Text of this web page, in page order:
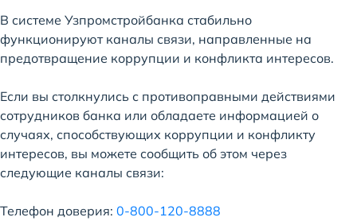
В системе Узпромстройбанка стабильно
функционируют каналы связи, направленные на
предотвращение коррупции и конфликта интересов.
Если вы столкнулись с противоправными действиями
сотрудников банка или обладаете информацией о
случаях, способствующих коррупции и конфликту
интересов, вы можете сообщить об этом через
следующие каналы связи:
Телефон доверия: 0-800-120-8888